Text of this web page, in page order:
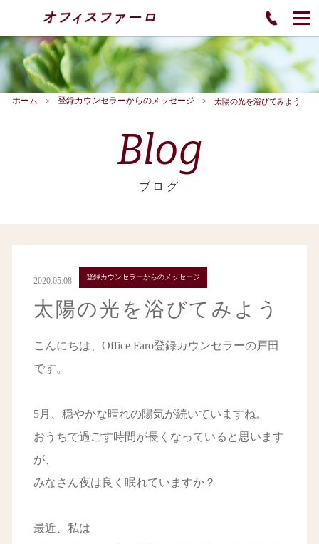
ホーム 登録カウンセラーからのメッセージ 太陽の光を浴びてみよう
Blog
ブログ
2020.05.08 登録カウンセラーからのメッセージ
太陽の光を浴びてみよう
こんにちは、Office Faro登録カウンセラーの戸田
です。
5月、穏やかな晴れの陽気が続いていますね。
おうちで過ごす時間が長くなっていると思います
が、
みなさん夜は良く眠れていますか？
最近、私は